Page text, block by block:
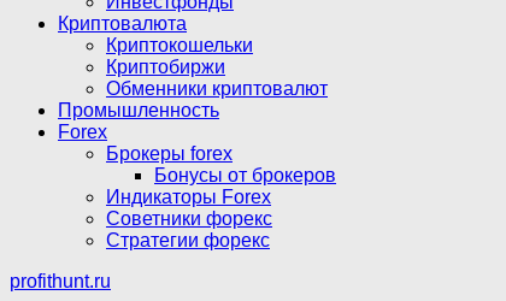
Криптовалюта
Криптокошельки
Криптобиржи
Обменники криптовалют
Промышленность
Forex
Брокеры forex
Бонусы от брокеров
Индикаторы Forex
Советники форекс
Стратегии форекс
profithunt.ru